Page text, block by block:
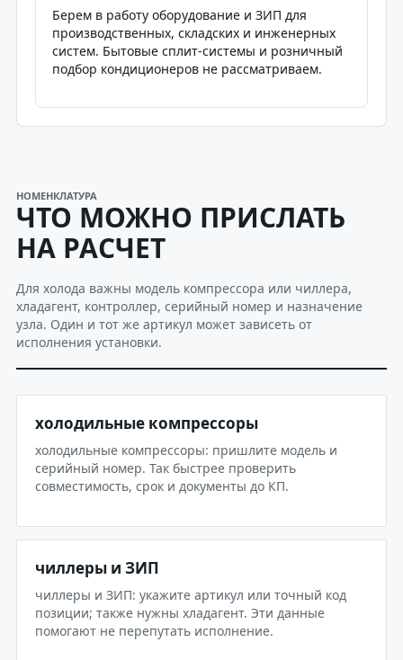
Берем в работу оборудование и ЗИП для
производственных, складских и инженерных
систем. Бытовые сплит-системы и розничный
подбор кондиционеров не рассматриваем.
НОМЕНКЛАТУРА
ЧТО МОЖНО ПРИСЛАТЬ
НА РАСЧЕТ
Для холода важны модель компрессора или чиллера,
хладагент, контроллер, серийный номер и назначение
узла. Один и тот же артикул может зависеть от
исполнения установки.
холодильные компрессоры
холодильные компрессоры: пришлите модель и
серийный номер. Так быстрее проверить
совместимость, срок и документы до КП.
чиллеры и ЗИП
чиллеры и ЗИП: укажите артикул или точный код
позиции; также нужны хладагент. Эти данные
помогают не перепутать исполнение.